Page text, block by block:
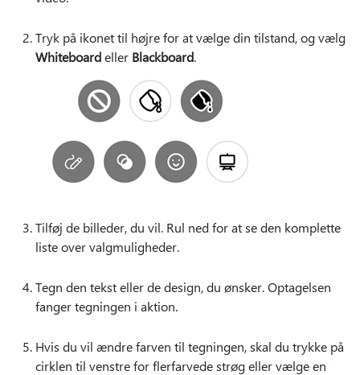
Tryk på ikonet til højre for at vælge din tilstand, og vælg
Whiteboardeller Blackboard.
Tilføj de billeder, du vil. Rul ned for at se den komplette
liste over valgmuligheder.
Tegn den tekst eller de design, du ønsker. Optagelsen
fanger tegningen i aktion.
Hvis du vil ændre farven til tegningen, skal du trykke på
cirklen til venstre for flerfarvede strøg eller vælge en